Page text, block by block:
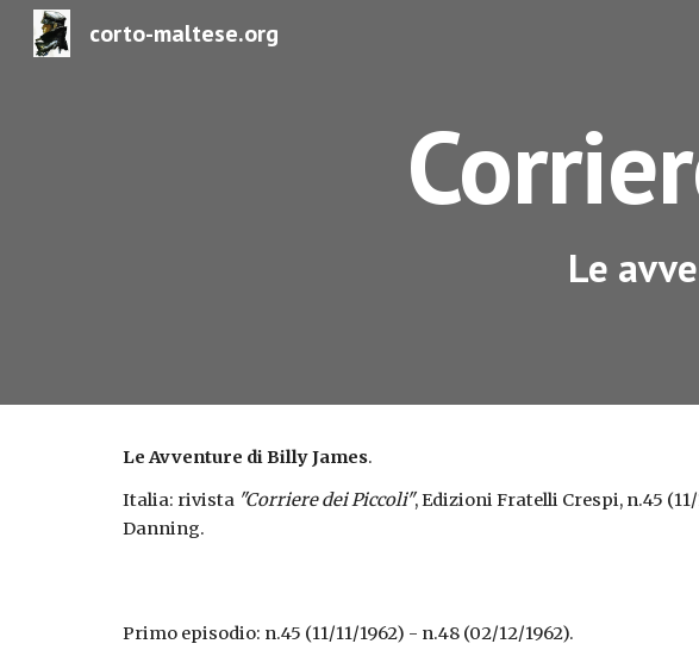
corto-maltese.org
Le
Le Avventure di Billy James.
Italia: rivista "Corriere dei Piccoli", Edizioni Fratelli Crespi, n.45
Danning.
Primo episodio: n.45 (11/11/1962) - n.48 (02/12/1962).